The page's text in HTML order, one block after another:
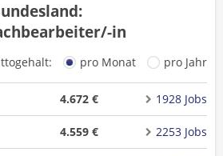
in
pro Monat pro Jahr
4.672 € 1928 Jobs
4.559 € 2253 Jobs